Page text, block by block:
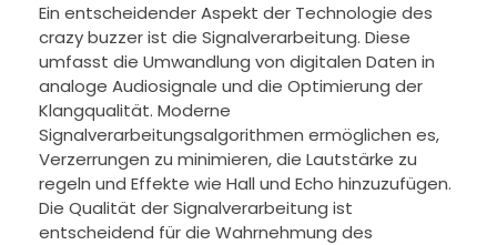
Ein entscheidender Aspekt der Technologie des
crazy buzzer ist die Signalverarbeitung. Diese
umfasst die Umwandlung von digitalen Daten in
analoge Audiosignale und die Optimierung der
Klangqualität. Moderne
Signalverarbeitungsalgorithmen ermöglichen es,
Verzerrungen zu minimieren, die Lautstärke zu
regeln und Effekte wie Hall und Echo hinzuzufügen.
Die Qualität der Signalverarbeitung ist
entscheidend für die Wahrnehmung des